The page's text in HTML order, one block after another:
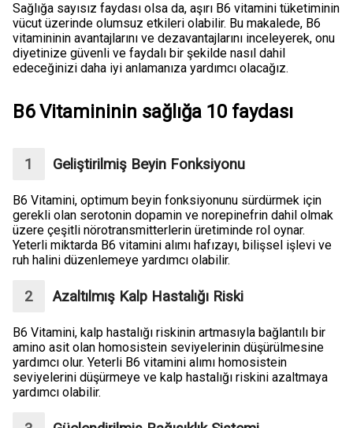
Sağlığa sayısız faydası olsa da, aşırı B6 vitamini tüketiminin
vücut üzerinde olumsuz etkileri olabilir. Bu makalede, B6
vitamininin avantajlarını ve dezavantajlarını inceleyerek, onu
diyetinize güvenli ve faydalı bir şekilde nasıl dahil
edeceğinizi daha iyi anlamanıza yardımcı olacağız.
B6 Vitamininin sağlığa 10 faydası
Geliştirilmiş Beyin Fonksiyonu
B6 Vitamini, optimum beyin fonksiyonunu sürdürmek için
gerekli olan serotonin dopamin ve norepinefrin dahil olmak
üzere çeşitli nörotransmitterlerin üretiminde rol oynar.
Yeterli miktarda B6 vitamini alımı hafızayı, bilişsel işlevi ve
ruh halini düzenlemeye yardımcı olabilir.
Azaltılmış Kalp Hastalığı Riski
B6 Vitamini, kalp hastalığı riskinin artmasıyla bağlantılı bir
amino asit olan homosistein seviyelerinin düşürülmesine
yardımcı olur. Yeterli B6 vitamini alımı homosistein
seviyelerini düşürmeye ve kalp hastalığı riskini azaltmaya
yardımcı olabilir.